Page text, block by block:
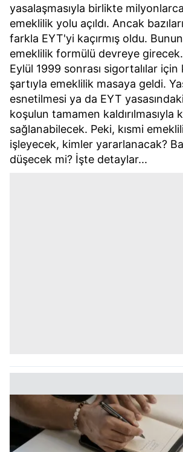
yasalaşmasıyla birlikte
emeklilik yolu açıldı. Ancak
farkla EYT'yi kaçırmış oldu.
emeklilik formülü devreye
Eylül 1999 sonrası sigortalılar
şartıyla emeklilik masaya geldi.
esnetilmesi ya da EYT
koşulun tamamen kaldırılmasıyla
sağlanabilecek. Peki, kısmi
işleyecek, kimler yararlanacak?
düşecek mi? İşte detaylar...